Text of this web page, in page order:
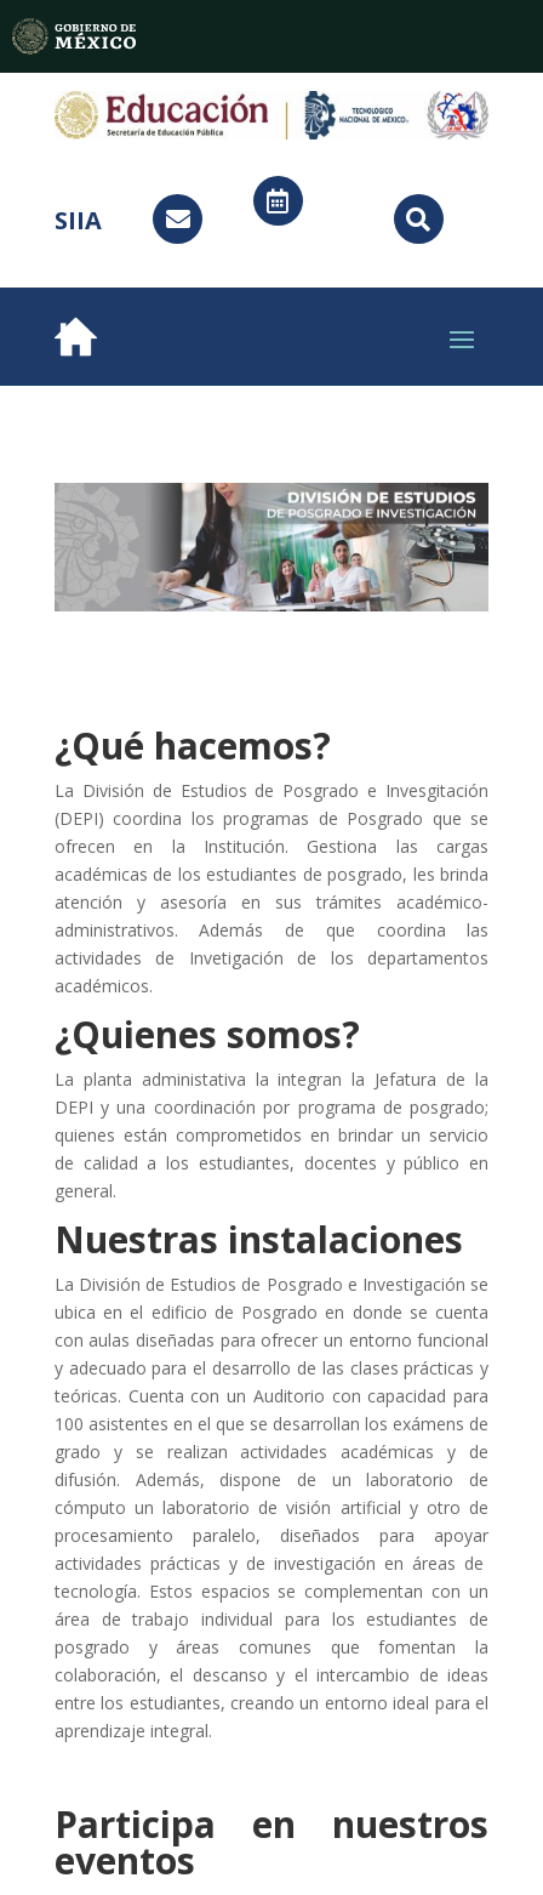
SIIA 


¿Qué hacemos?
La División de Estudios de Posgrado e Invesgitación
(DEPI) coordina los programas de Posgrado que se
ofrecen en la Institución. Gestiona las cargas
académicas de los estudiantes de posgrado, les brinda
atención y asesoría en sus trámites académico-
administrativos. Además de que coordina las
actividades de Invetigación de los departamentos
académicos.
¿Quienes somos?
La planta administativa la integran la Jefatura de la
DEPI y una coordinación por programa de posgrado;
quienes están comprometidos en brindar un servicio
de calidad a los estudiantes, docentes y público en
general.
Nuestras instalaciones
La División de Estudios de Posgrado e Investigación se
ubica en el edificio de Posgrado en donde se cuenta
con aulas diseñadas para ofrecer un entorno funcional
y adecuado para el desarrollo de las clases prácticas y
teóricas. Cuenta con un Auditorio con capacidad para
100 asistentes en el que se desarrollan los exámens de
grado y se realizan actividades académicas y de
difusión. Además, dispone de un laboratorio de
cómputo un laboratorio de visión artificial y otro de
procesamiento paralelo, diseñados para apoyar
actividades prácticas y de investigación en áreas de
tecnología. Estos espacios se complementan con un
área de trabajo individual para los estudiantes de
posgrado y áreas comunes que fomentan la
colaboración, el descanso y el intercambio de ideas
entre los estudiantes, creando un entorno ideal para el
aprendizaje integral.
Participa en nuestros
eventos